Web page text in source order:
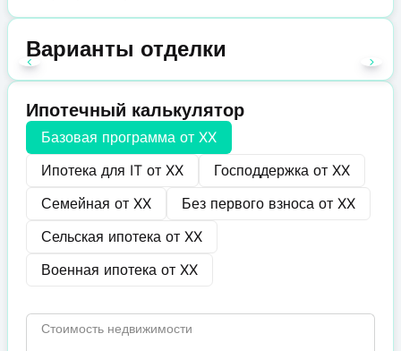
Варианты отделки
Ипотечный калькулятор
Базовая программа от XX
Ипотека для IT от XX Господдержка от XX
Семейная от XX Без первого взноса от XX
Сельская ипотека от XX
Военная ипотека от XX
Стоимость недвижимости